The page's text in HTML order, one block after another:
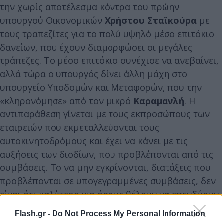
Flash.gr - Do Not Process My Personal Information
την χωρίς αποτέλεσμα κόντρα του πρώην
υπουργού Οικονομικών Χρήστου Σταϊκούρα με
τους τραπεζίτες για το πολύ υψηλό μέσο επιτόκιο
δανείων, που έχουν διαμορφώσει οι μεγάλες
τράπεζες. Το μέσο επιτόκιο συνέχισε να ανεβαίνει,
αλλά τώρα ο υπουργός δίνει άλλη μάχη στο
υπουργείο Υποδομών και Μεταφορών, που την
«κληρονόμησε» από τον μικρό Καραμανλή. Η
αντιπαράθεση γίνεται με τους εκπροσώπους των
εταιρειών που εκμεταλλεύονται τους
αυτοκινητοδρόμους και έχει να κάνει με τις
αυξήσεις των διοδίων, που προβλέπονται από τις
συμβάσεις. Το να μην εγκρίνονται, διατάξεις που
προβλέπονται σε υπογεγραμμένες συμβάσεις, δεν
είναι ότι καλύτερο για όσους θέλουν να επενδύουν
σε κράτη δικαίου. Αυτά έκανε και ο
Σπίρτζηςμε τις